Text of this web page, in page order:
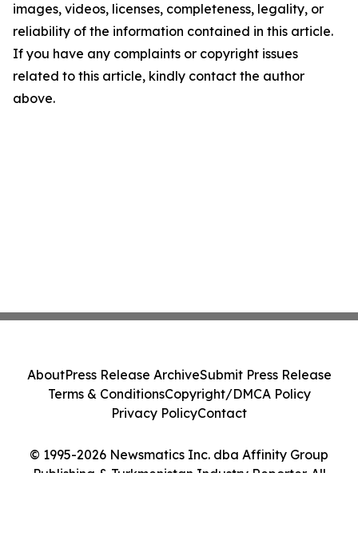
images, videos, licenses, completeness, legality, or
reliability of the information contained in this article.
If you have any complaints or copyright issues
related to this article, kindly contact the author
above.
© 1995-2026 Newsmatics Inc. dba Affinity Group
Publishing & Turkmenistan Industry Reporter. All
AboutPress Release ArchiveSubmit Press Release
Terms & ConditionsCopyright/DMCA Policy
Privacy PolicyContact